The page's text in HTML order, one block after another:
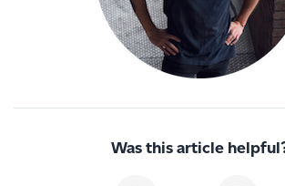
Was this article